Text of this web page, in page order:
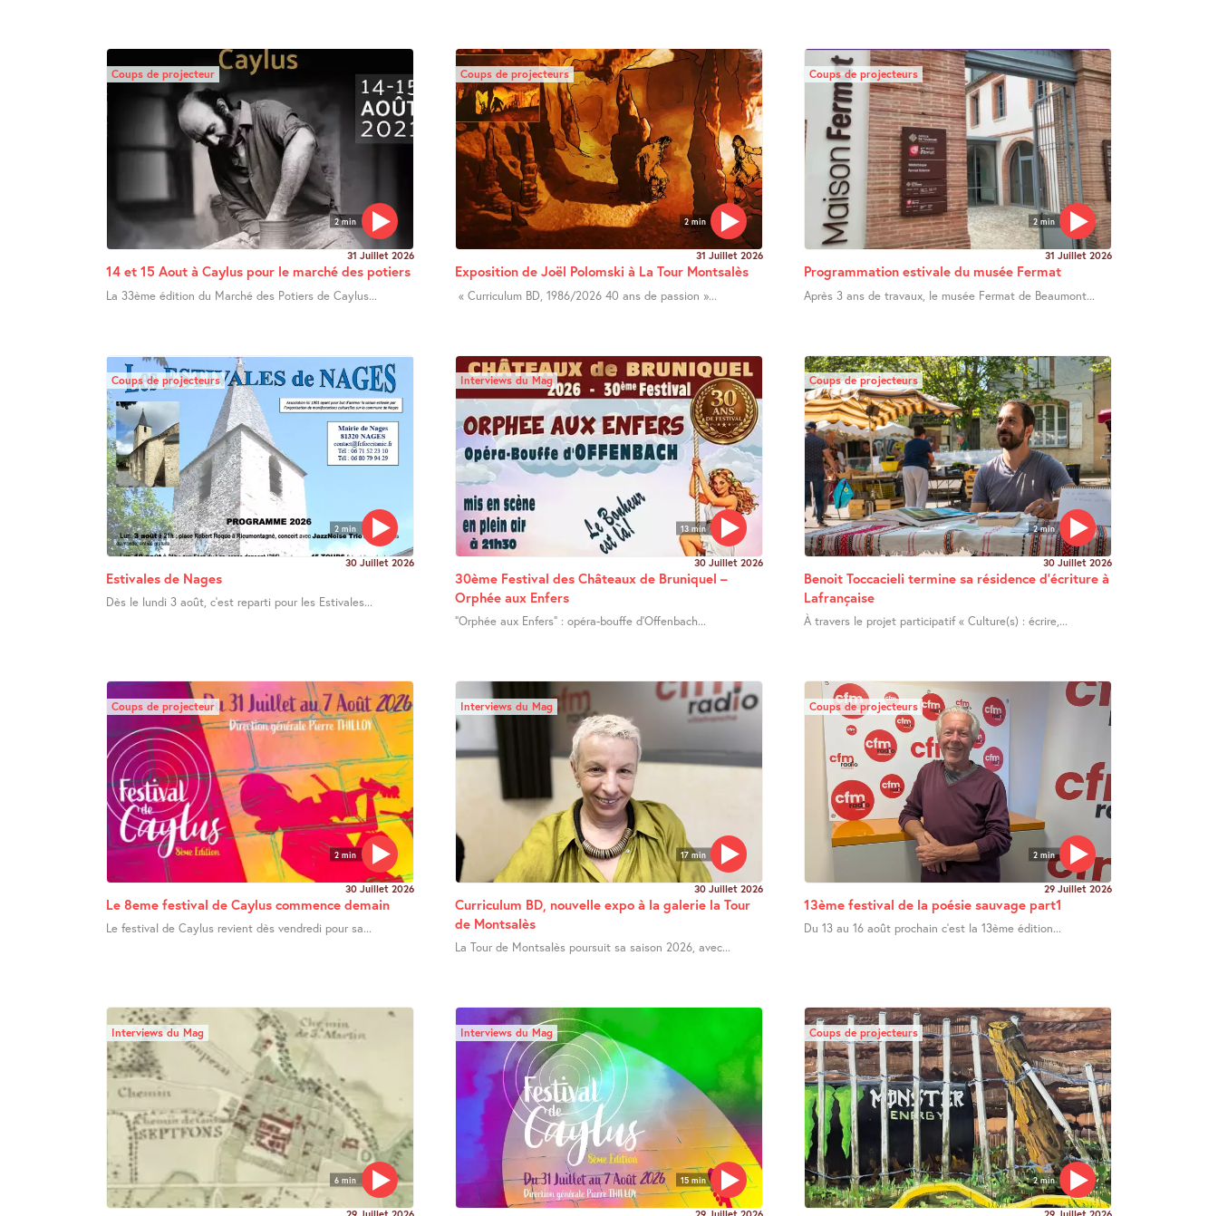
2 min
Coups de projecteur
31 Juillet 2026
14 et 15 Aout à Caylus pour le marché des potiers
La 33ème édition du Marché des Potiers de Caylus...
2 min
Coups de projecteurs
31 Juillet 2026
Exposition de Joël Polomski à La Tour Montsalès
« Curriculum BD, 1986/2026 40 ans de passion »...
2 min
Coups de projecteurs
31 Juillet 2026
Programmation estivale du musée Fermat
Après 3 ans de travaux, le musée Fermat de Beaumont...
2 min
Coups de projecteurs
30 Juillet 2026
Estivales de Nages
Dès le lundi 3 août, c’est reparti pour les Estivales...
13 min
Interviews du Mag
30 Juillet 2026
30ème Festival des Châteaux de Bruniquel –
Orphée aux Enfers
"Orphée aux Enfers" : opéra-bouffe d’Offenbach...
2 min
Coups de projecteurs
30 Juillet 2026
Benoit Toccacieli termine sa résidence d’écriture à
Lafrançaise
À travers le projet participatif « Culture(s) : écrire,...
2 min
Coups de projecteur
30 Juillet 2026
Le 8eme festival de Caylus commence demain
Le festival de Caylus revient dès vendredi pour sa...
17 min
Interviews du Mag
30 Juillet 2026
Curriculum BD, nouvelle expo à la galerie la Tour
de Montsalès
La Tour de Montsalès poursuit sa saison 2026, avec...
2 min
Coups de projecteurs
29 Juillet 2026
13ème festival de la poésie sauvage part1
Du 13 au 16 août prochain c’est la 13ème édition...
6 min
Interviews du Mag
15 min
Interviews du Mag
2 min
Coups de projecteurs